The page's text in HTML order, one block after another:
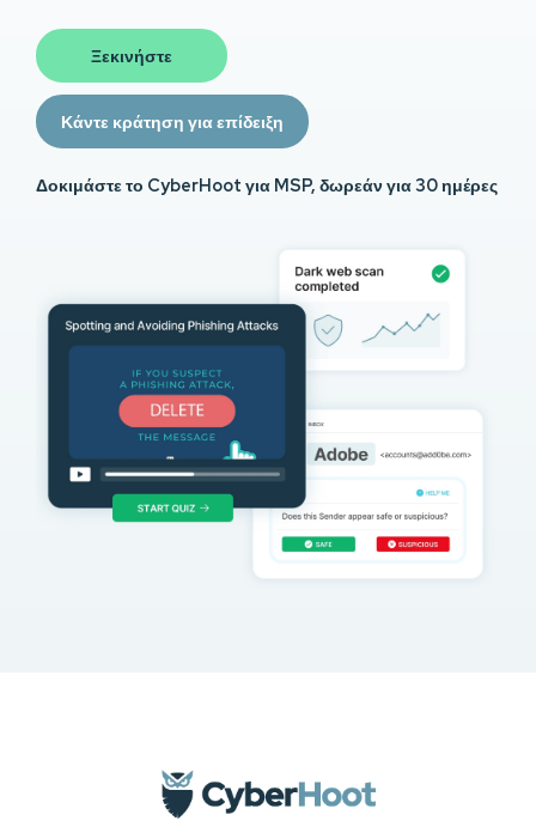
Ξεκινήστε
Κάντε κράτηση για επίδειξη
Δοκιμάστε το CyberHoot για MSP, δωρεάν για 30 ημέρες